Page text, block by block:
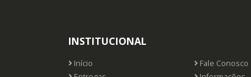
INSTITUCIONAL
Início
Fale Conosco